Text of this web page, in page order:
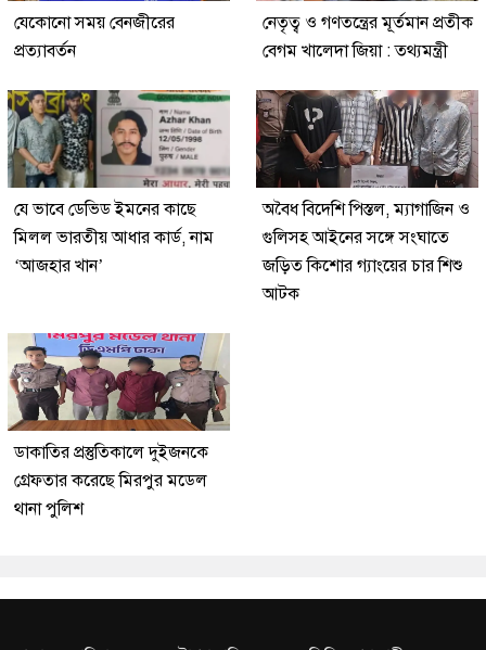
যেকোনো সময় বেনজীরের
প্রত্যাবর্তন
নেতৃত্ব ও গণতন্ত্রের মূর্তমান প্রতীক
বেগম খালেদা জিয়া : তথ্যমন্ত্রী
যে ভাবে ডেভিড ইমনের কাছে
মিলল ভারতীয় আধার কার্ড, নাম
‘আজহার খান’
অবৈধ বিদেশি পিস্তল, ম্যাগাজিন ও
গুলিসহ আইনের সঙ্গে সংঘাতে
জড়িত কিশোর গ্যাংয়ের চার শিশু
আটক
ডাকাতির প্রস্তুতিকালে দুইজনকে
গ্রেফতার করেছে মিরপুর মডেল
থানা পুলিশ